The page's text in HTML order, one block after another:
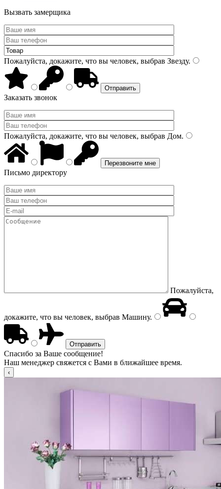
Вызвать замерщика
Пожалуйста, докажите, что вы человек, выбрав Звезду.
Заказать звонок
Пожалуйста, докажите, что вы человек, выбрав Дом.
Письмо директору
Пожалуйста,
докажите, что вы человек, выбрав Машину.
Спасибо за Ваше сообщение!
Наш менеджер свяжется с Вами в ближайшее время.